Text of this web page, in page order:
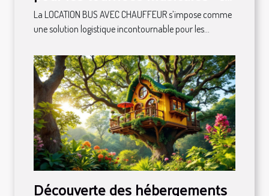
qu'il faut savoir
La LOCATION BUS AVEC CHAUFFEUR s’impose comme
une solution logistique incontournable pour les...
Découverte des hébergements